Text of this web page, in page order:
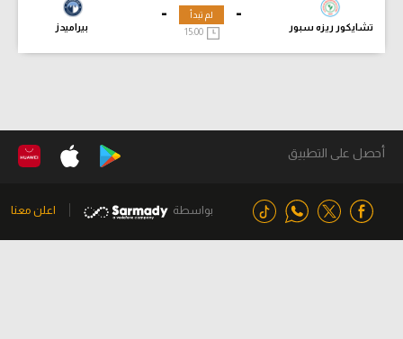
-
تشايكور ريزه سبور
-
بيراميدز
لم تبدأ
15:00
أحصل على التطبيق
بواسطة اعلن معنا